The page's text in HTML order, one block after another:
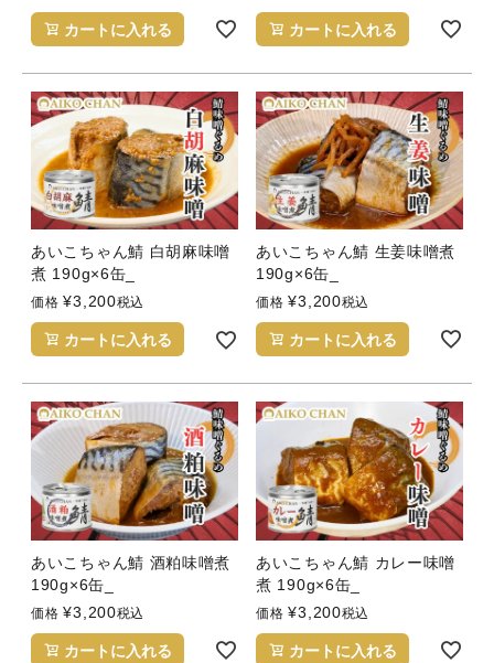
カートに入れる カートに入れる
あいこちゃん鯖 白胡麻味噌
煮 190g×6缶_
価格 ¥3,200税込
カートに入れる
あいこちゃん鯖 生姜味噌煮
190g×6缶_
価格 ¥3,200税込
カートに入れる
あいこちゃん鯖 酒粕味噌煮
190g×6缶_
価格 ¥3,200税込
カートに入れる
あいこちゃん鯖 カレー味噌
煮 190g×6缶_
価格 ¥3,200税込
カートに入れる